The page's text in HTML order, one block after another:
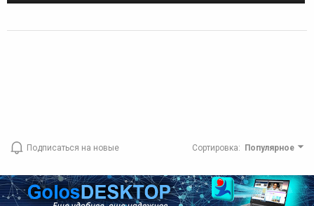
Подписаться на новые Сортировка: Популярное